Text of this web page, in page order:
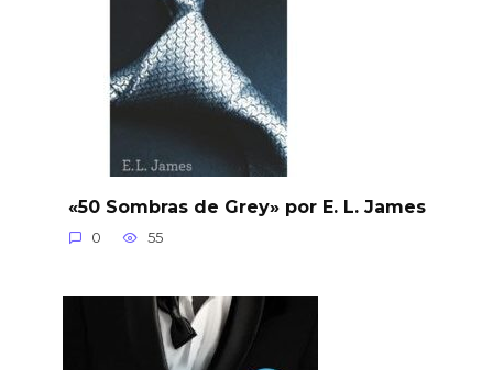
«50 Sombras de Grey» por E. L. James
0 55